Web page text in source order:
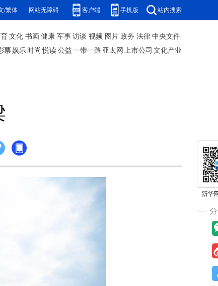
/繁体 网站无障碍 客户端 手机版 站内搜索
文化 书画 健康 军事 访谈 视频 图片 政务 法律 中央文件
票娱乐 时尚 悦读 公益 一带一路 亚太网 上市公司 文化产业